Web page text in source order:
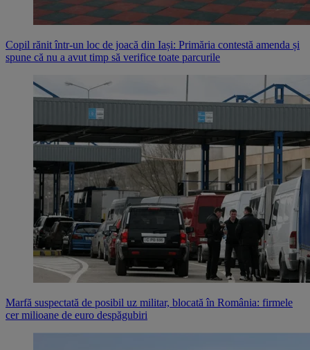
Copil rănit într-un loc de joacă din Iași: Primăria contestă amenda și
spune că nu a avut timp să verifice toate parcurile
Marfă suspectată de posibil uz militar, blocată în România: firmele
cer milioane de euro despăgubiri